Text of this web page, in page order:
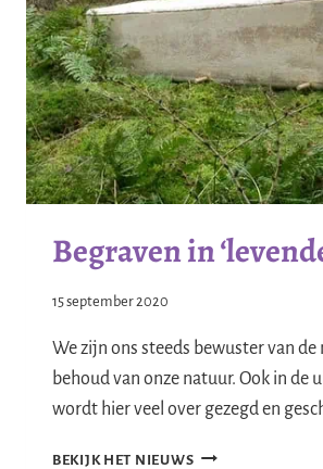
Begraven in
15 september 2020
We zijn ons steeds bewuster van
behoud van onze natuur. Ook in de
wordt hier veel over gezegd en
BEKIJK HET NIEUWSBEGRAVEN